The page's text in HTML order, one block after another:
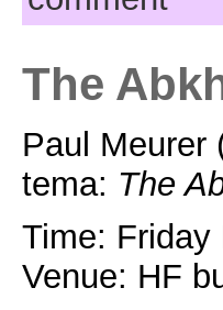
The
Paul Meurer
tema: The
Time: Friday
Venue: HF